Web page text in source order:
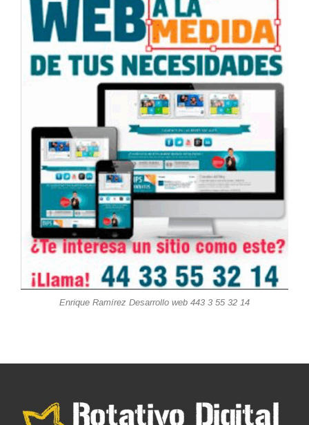
Enrique Ramírez Desarrollo web 443 3 55 32 14